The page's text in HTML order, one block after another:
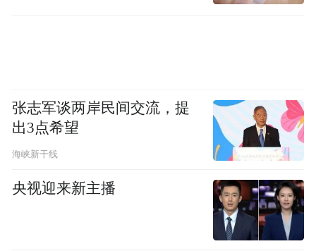
“特别声明：以上作品内容(包括在内的视频、图片或音
频)为凤凰网旗下自媒体平台“大风号”用户上传并发
布，本平台仅提供信息存储空间服务。
Notice: The content above (including the videos,
pictures and audios if any) is uploaded and posted
by the user of Dafeng Hao, which is a social media
platform and merely provides information storage
张志军谈两岸民间交流，提
出3点希望
海峡新干线
央视迎来新主播